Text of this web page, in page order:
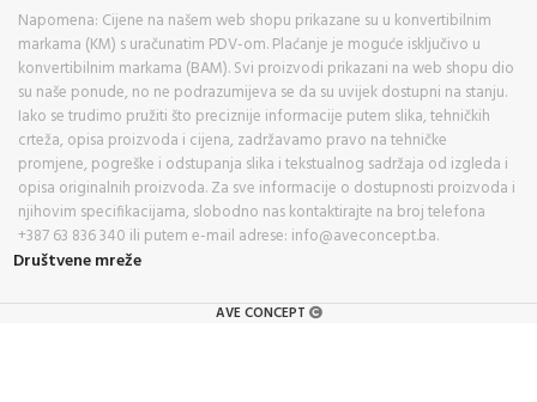
Napomena: Cijene na našem web shopu prikazane su u konvertibilnim
markama (KM) s uračunatim PDV-om. Plaćanje je moguće isključivo u
konvertibilnim markama (BAM). Svi proizvodi prikazani na web shopu dio
su naše ponude, no ne podrazumijeva se da su uvijek dostupni na stanju.
Iako se trudimo pružiti što preciznije informacije putem slika, tehničkih
crteža, opisa proizvoda i cijena, zadržavamo pravo na tehničke
promjene, pogreške i odstupanja slika i tekstualnog sadržaja od izgleda i
opisa originalnih proizvoda. Za sve informacije o dostupnosti proizvoda i
njihovim specifikacijama, slobodno nas kontaktirajte na broj telefona
+387 63 836 340 ili putem e-mail adrese: info@aveconcept.ba.
Društvene mreže
AVE CONCEPT